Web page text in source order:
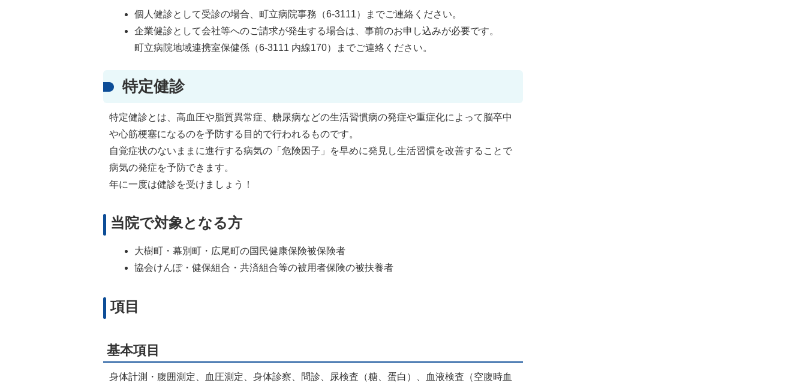
個人健診として受診の場合、町立病院事務（6-3111）までご連絡ください。
企業健診として会社等へのご請求が発生する場合は、事前のお申し込みが必要です。
町立病院地域連携室保健係（6-3111 内線170）までご連絡ください。
特定健診
特定健診とは、高血圧や脂質異常症、糖尿病などの生活習慣病の発症や重症化によって脳卒中
や心筋梗塞になるのを予防する目的で行われるものです。
自覚症状のないままに進行する病気の「危険因子」を早めに発見し生活習慣を改善することで
病気の発症を予防できます。
年に一度は健診を受けましょう！
当院で対象となる方
大樹町・幕別町・広尾町の国民健康保険被保険者
協会けんぽ・健保組合・共済組合等の被用者保険の被扶養者
項目
基本項目
身体計測・腹囲測定、血圧測定、身体診察、問診、尿検査（糖、蛋白）、血液検査（空腹時血